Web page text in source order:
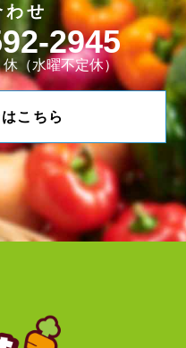
わせ
2945
（水曜不定休）
こちら